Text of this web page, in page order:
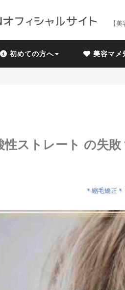
【
初めての方へ 美容マメ
性ストレート の失
＊縮毛矯正＊